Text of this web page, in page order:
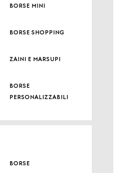
borse mini
borse shopping
zaini e marsupi
borse
personalizzabili
borse